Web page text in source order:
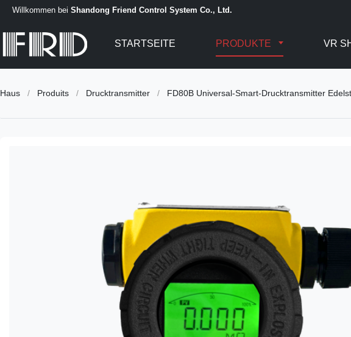
Willkommen bei Shandong Friend Control System Co., Ltd.
STARTSEITE PRODUKTE VR
Haus / Produits / Drucktransmitter / FD80B Universal-Smart-Drucktransmitter